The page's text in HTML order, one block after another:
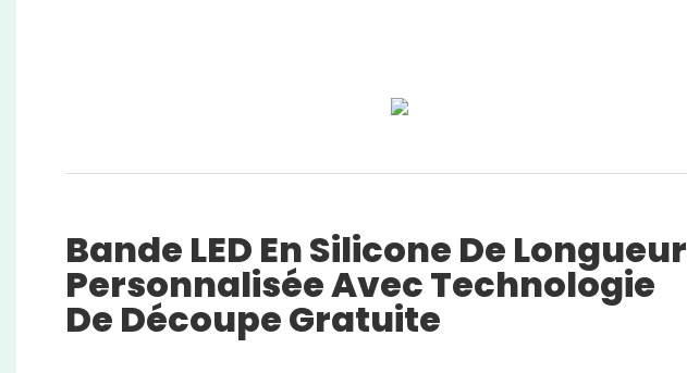
Bande LED En Silicone De Longueur
Personnalisée Avec Technologie
De Découpe Gratuite